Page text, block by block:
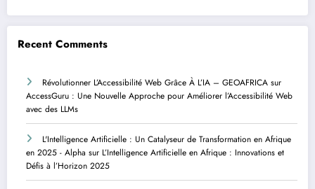
Recent Comments
Révolutionner L’Accessibilité Web Grâce À L’IA – GEOAFRICA sur
AccessGuru : Une Nouvelle Approche pour Améliorer l’Accessibilité Web
avec des LLMs
L'Intelligence Artificielle : Un Catalyseur de Transformation en Afrique
en 2025 - Alpha sur L’Intelligence Artificielle en Afrique : Innovations et
Défis à l’Horizon 2025